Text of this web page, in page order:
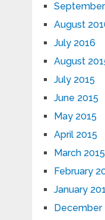
August
July 2016
August
July 2015
June 2015
May 2015
April 2015
March 2015
February
January
December